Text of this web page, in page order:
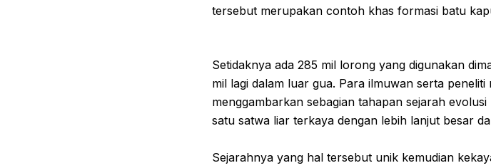
tersebut merupakan contoh khas formasi batu
Setidaknya ada 285 mil lorong yang digunakan
mil lagi dalam luar gua. Para ilmuwan serta
menggambarkan sebagian tahapan sejarah
satu satwa liar terkaya dengan lebih lanjut besar
Sejarahnya yang hal tersebut unik kemudian